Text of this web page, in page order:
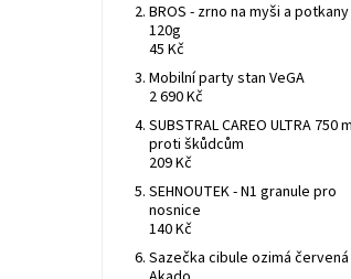
BROS - zrno na myši a potkany
120g
45 Kč
Mobilní party stan VeGA
2 690 Kč
SUBSTRAL CAREO ULTRA 750
proti škůdcům
209 Kč
SEHNOUTEK - N1 granule pro
nosnice
140 Kč
Sazečka cibule ozimá